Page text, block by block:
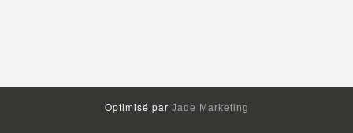
Optimisé par Jade Marketing